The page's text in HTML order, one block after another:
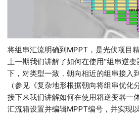
将组串汇流明确到MPPT，是光伏项目
上一期我们讲解了如何在使用“组串逆
下，对类型一致，朝向相近的组串接入
（参见《复杂地形根据朝向将组串优化
接下来我们讲解如何在使用箱逆变器一
汇流箱设置并编辑MPPT编号，并实现